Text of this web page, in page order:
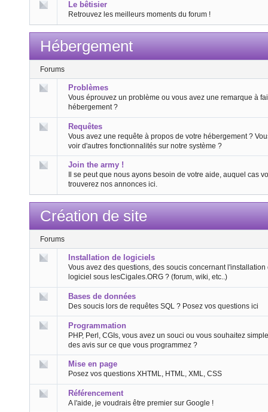
Le bêtisier
Retrouvez les meilleurs moments du forum !
Hébergement
Forums
Problèmes
Vous éprouvez un problème ou vous avez une remarque à
hébergement ?
Requêtes
Vous avez une requête à propos de votre hébergement ?
voir d'autres fonctionnalités sur notre système ?
Join the army !
Il se peut que nous ayons besoin de votre aide, auquel cas
trouverez nos annonces ici.
Création de site
Forums
Installation de logiciels
Vous avez des questions, des soucis concernant l'installation
logiciel sous lesCigales.ORG ? (forum, wiki, etc..)
Bases de données
Des soucis lors de requêtes SQL ? Posez vos questions ici
Programmation
PHP, Perl, CGIs, vous avez un souci ou vous souhaitez
des avis sur ce que vous programmez ?
Mise en page
Posez vos questions XHTML, HTML, XML, CSS
Référencement
A l'aide, je voudrais être premier sur Google !